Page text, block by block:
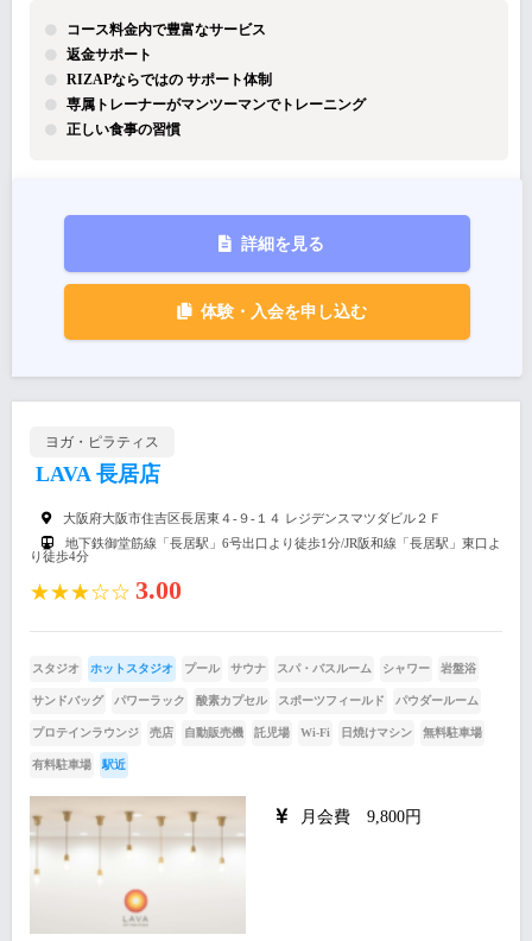
コース料金内で豊富なサービス
返金サポート
RIZAPならではの サポート体制
専属トレーナーがマンツーマンでトレーニング
正しい食事の習慣
詳細を見る
体験・入会を申し込む
ヨガ・ピラティス
LAVA 長居店
大阪府大阪市住吉区長居東４-９-１４ レジデンスマツダビル２Ｆ
地下鉄御堂筋線「長居駅」6号出口より徒歩1分/JR阪和線「長居駅」東口よ
り徒歩4分
★★★☆☆ 3.00
スタジオ ホットスタジオ プール サウナ スパ・バスルーム シャワー 岩盤浴
サンドバッグ パワーラック 酸素カプセル スポーツフィールド パウダールーム
プロテインラウンジ 売店 自動販売機 託児場 Wi-Fi 日焼けマシン 無料駐車場
有料駐車場 駅近
月会費 9,800円